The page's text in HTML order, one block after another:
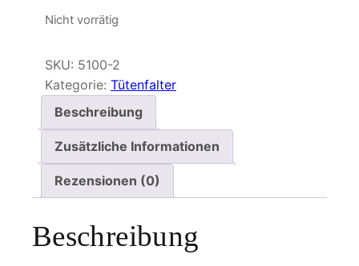
Nicht vorrätig
SKU: 5100-2
Kategorie: Tütenfalter
Beschreibung
Zusätzliche Informationen
Rezensionen (0)
Beschreibung